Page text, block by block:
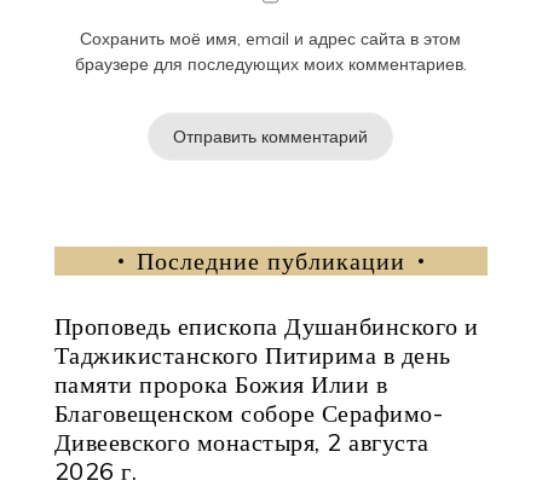
Сохранить моё имя, email и адрес сайта в этом
браузере для последующих моих комментариев.
Последние публикации
Проповедь епископа Душанбинского и
Таджикистанского Питирима в день
памяти пророка Божия Илии в
Благовещенском соборе Серафимо-
Дивеевского монастыря, 2 августа
2026 г.